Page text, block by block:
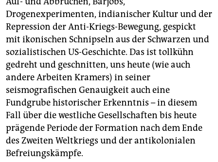
Drogenexperimenten, indianischer Kultur und der
Repression der Anti-Kriegs-Bewegung, gespickt
mit ikonischen Schnipseln aus der Schwarzen und
sozialistischen US-Geschichte. Das ist tollkühn
gedreht und geschnitten, uns heute (wie auch
andere Arbeiten Kramers) in seiner
seismografischen Genauigkeit auch eine
Fundgrube historischer Erkenntnis – in diesem
Fall über die westliche Gesellschaften bis heute
prägende Periode der Formation nach dem Ende
des Zweiten Weltkriegs und der antikolonialen
Befreiungskämpfe.